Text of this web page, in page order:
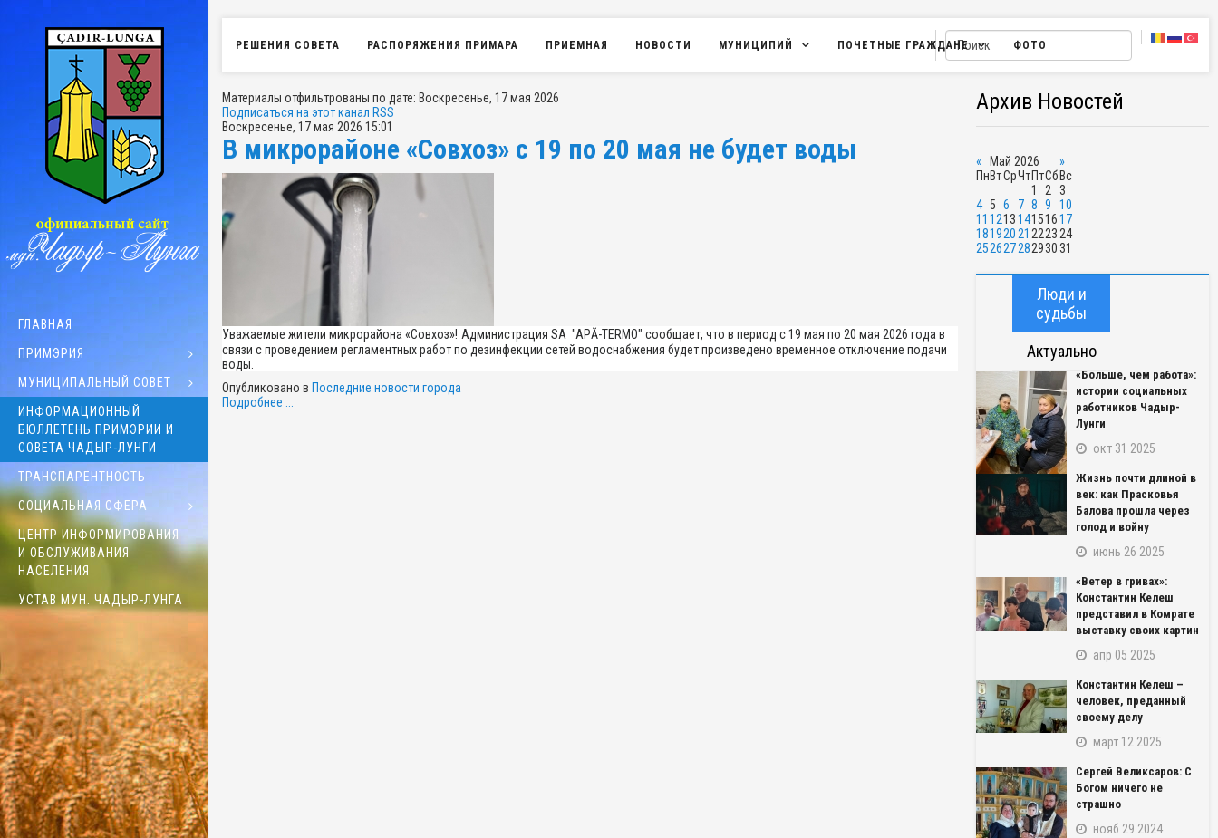
ГЛАВНАЯ
ПРИМЭРИЯ
МУНИЦИПАЛЬНЫЙ СОВЕТ
ИНФОРМАЦИОННЫЙ
БЮЛЛЕТЕНЬ ПРИМЭРИИ И
СОВЕТА ЧАДЫР-ЛУНГИ
ТРАНСПАРЕНТНОСТЬ
СОЦИАЛЬНАЯ СФЕРА
ЦЕНТР ИНФОРМИРОВАНИЯ
И ОБСЛУЖИВАНИЯ
НАСЕЛЕНИЯ
УСТАВ МУН. ЧАДЫР-ЛУНГА
РЕШЕНИЯ СОВЕТА РАСПОРЯЖЕНИЯ ПРИМАРА ПРИЕМНАЯ НОВОСТИ МУНИЦИПИЙ ПОЧЕТНЫЕ ГРАЖДАНЕ ФОТО
Материалы отфильтрованы по дате: Воскресенье, 17 мая 2026
Подписаться на этот канал RSS
Воскресенье, 17 мая 2026 15:01
В микрорайоне «Совхоз» с 19 по 20 мая не будет воды
Уважаемые жители микрорайона «Совхоз»! Администрация SA "APĂ-TERMO" сообщает, что в период с 19 мая по 20 мая 2026 года в
связи с проведением регламентных работ по дезинфекции сетей водоснабжения будет произведено временное отключение подачи
воды.
Опубликовано в Последние новости города
Подробнее ...
Архив Новостей
« Май 2026
»
ПнВтСрЧт ПтСб Вс
1
2
3
4 5 6 7 8 9
10
11 121314151617
181920 21 2223 24
252627 28293031
Люди и
судьбы
Актуально
«Больше, чем работа»:
истории социальных
работников Чадыр-
Лунги
окт 31 2025
Жизнь почти длиной в
век: как Прасковья
Балова прошла через
голод и войну
июнь 26 2025
«Ветер в гривах»:
Константин Келеш
представил в Комрате
выставку своих картин
апр 05 2025
Константин Келеш –
человек, преданный
своему делу
март 12 2025
Сергей Великсаров: С
Богом ничего не
страшно
нояб 29 2024